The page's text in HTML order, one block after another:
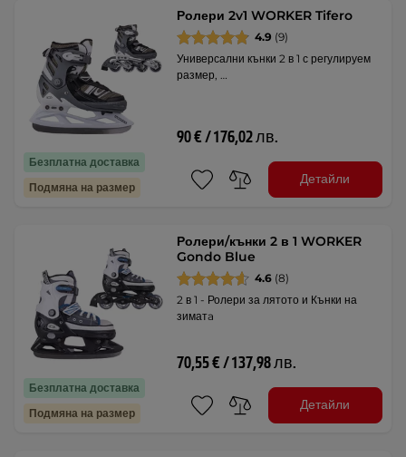
Безплатна доставка
Подмяна на размер
Ролери 2v1 WORKER Tifero
4.9 (9)
Универсални кънки 2 в 1 с регулируем
размер, …
90 € / 176,02 лв.
Детайли
Безплатна доставка
Подмяна на размер
Ролери/кънки 2 в 1 WORKER
Gondo Blue
4.6 (8)
2 в 1 - Ролери за лятото и Кънки на
зиматa
70,55 € / 137,98 лв.
Детайли